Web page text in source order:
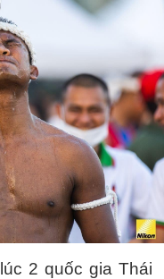
2 quốc gia Thái